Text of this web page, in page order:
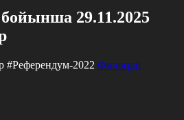
29.11.2025
#Референдум-2022 Фильтрді